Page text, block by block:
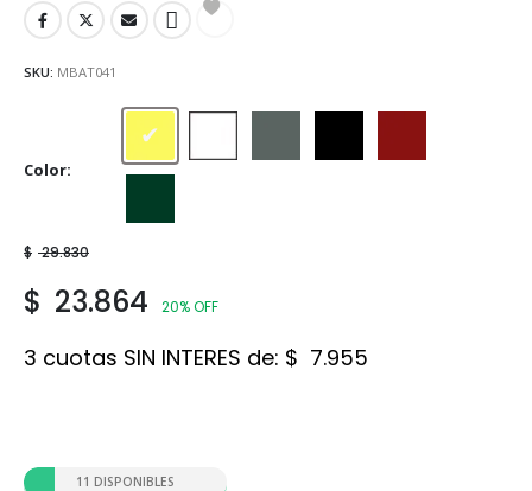
SKU: MBAT041
Color
Amarillo
$ 29.830
$ 23.864 20% OFF
3 cuotas SIN INTERES de: $ 7.955
11 DISPONIBLES